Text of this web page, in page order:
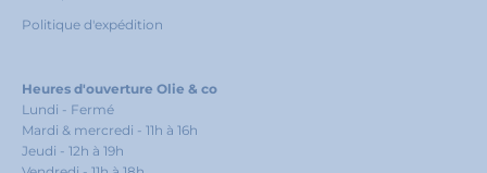
Politique d'expédition
Heures d'ouverture Olie & co
Lundi - Fermé
Mardi & mercredi - 11h à 16h
Jeudi - 12h à 19h